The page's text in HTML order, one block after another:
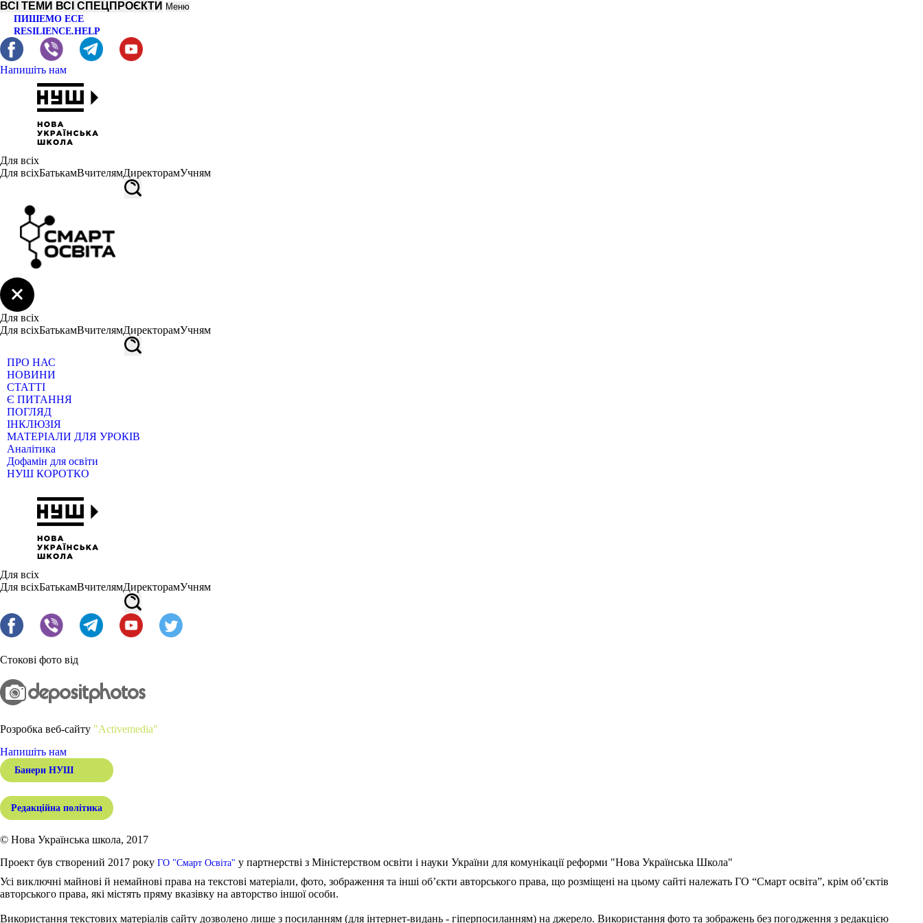
ВСІ ТЕМИ ВСІ СПЕЦПРОЄКТИ Меню
ПИШЕМО ЕСЕ
RESILIENCE.HELP
Напишіть нам
Для всіх
Для всіхБатькамВчителямДиректорамУчням
Для всіх
Для всіхБатькамВчителямДиректорамУчням
ПРО НАС
НОВИНИ
СТАТТІ
Є ПИТАННЯ
ПОГЛЯД
ІНКЛЮЗІЯ
МАТЕРІАЛИ ДЛЯ УРОКІВ
Аналітика
Дофамін для освіти
НУШ КОРОТКО
Для всіх
Для всіхБатькамВчителямДиректорамУчням
Стокові фото від
Розробка веб-сайту "Activemedia"
Напишіть нам
Банери НУШ
Редакційна політика
© Нова Українська школа, 2017
Проект був створений 2017 року ГО "Смарт Освіта" у партнерстві з Міністерством освіти і науки України для комунікації реформи "Нова Українська Школа"
Усі виключні майнові й немайнові права на текстові матеріали, фото, зображення та інші об’єкти авторського права, що розміщені на цьому сайті належать ГО “Смарт освіта”, крім об’єктів
авторського права, які містять пряму вказівку на авторство іншої особи.
Використання текстових матеріалів сайту дозволено лише з посиланням (для інтернет-видань - гіперпосиланням) на джерело. Використання фото та зображень без погодження з редакцією